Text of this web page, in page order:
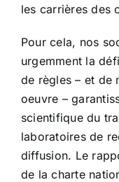
les carrières des
Pour cela, nos
urgemment la
de règles – et de
oeuvre –
scientifique du
laboratoires de
diffusion. Le
de la charte